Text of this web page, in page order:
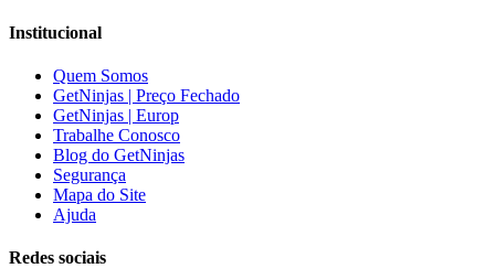
Institucional
Quem Somos
GetNinjas | Preço Fechado
GetNinjas | Europ
Trabalhe Conosco
Blog do GetNinjas
Segurança
Mapa do Site
Ajuda
Redes sociais